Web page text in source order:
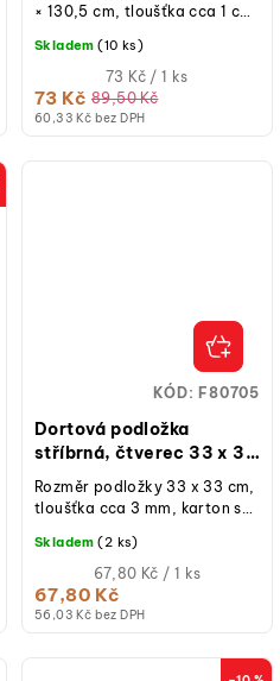
60,33 Kč bez DPH
73 Kč 89,50 Kč
Měrná
cena:
73 Kč / 1 ks
Skladem (10 ks)
× 130,5 cm, tloušťka cca 1 cm,
Dortová podložka
stříbrná, čtverec 33 x 33
cm, výška 3 mm
56,03 Kč bez DPH
67,80 Kč
Měrná
cena:
67,80 Kč / 1 ks
Skladem (2 ks)
Rozměr podložky 33 x 33 cm,
tloušťka cca 3 mm, karton se
KÓD: F80705